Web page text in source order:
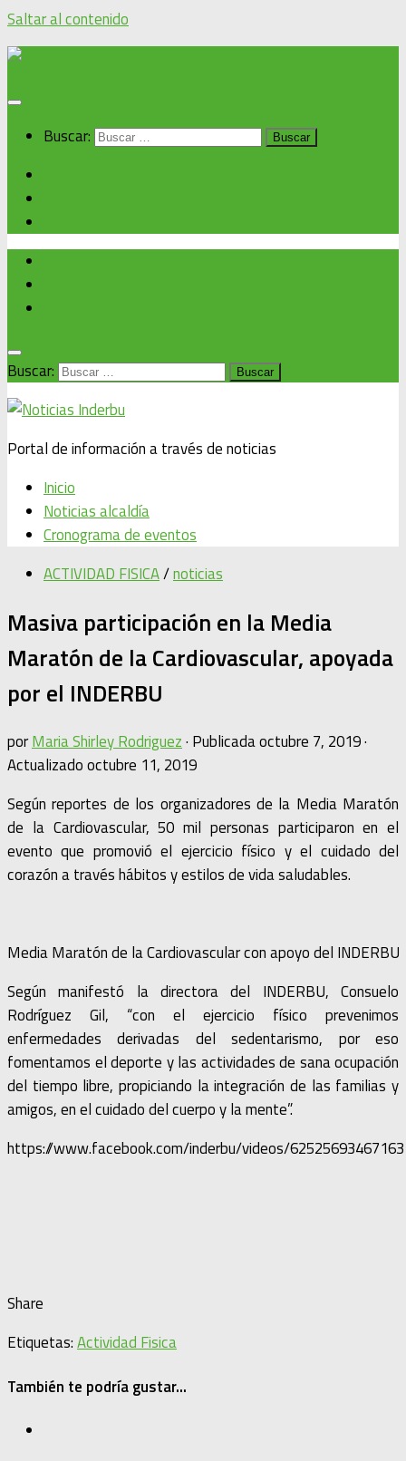
Saltar al contenido
Buscar:
Buscar:
Portal de información a través de noticias
Inicio
Noticias alcaldía
Cronograma de eventos
ACTIVIDAD FISICA/noticias
Masiva participación en la Media
Maratón de la Cardiovascular, apoyada
por el INDERBU
porMaria Shirley Rodriguez· Publicadaoctubre 7, 2019·
Actualizadooctubre 11, 2019
Según reportes de los organizadores de la Media Maratón
de la Cardiovascular, 50 mil personas participaron en el
evento que promovió el ejercicio físico y el cuidado del
corazón a través hábitos y estilos de vida saludables.
Media Maratón de la Cardiovascular con apoyo del INDERBU
Según manifestó la directora del INDERBU, Consuelo
Rodríguez Gil, “con el ejercicio físico prevenimos
enfermedades derivadas del sedentarismo, por eso
fomentamos el deporte y las actividades de sana ocupación
del tiempo libre, propiciando la integración de las familias y
amigos, en el cuidado del cuerpo y la mente”.
https://www.facebook.com/inderbu/videos/
Share
Etiquetas:Actividad Fisica
También te podría gustar...